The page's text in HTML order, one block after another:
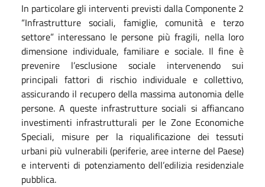
In particolare gli interventi previsti dalla Componente 2
“Infrastrutture sociali, famiglie, comunità e terzo
settore” interessano le persone più fragili, nella loro
dimensione individuale, familiare e sociale. Il fine è
prevenire l’esclusione sociale intervenendo sui
principali fattori di rischio individuale e collettivo,
assicurando il recupero della massima autonomia delle
persone. A queste infrastrutture sociali si affiancano
investimenti infrastrutturali per le Zone Economiche
Speciali, misure per la riqualificazione dei tessuti
urbani più vulnerabili (periferie, aree interne del Paese)
e interventi di potenziamento dell’edilizia residenziale
pubblica.